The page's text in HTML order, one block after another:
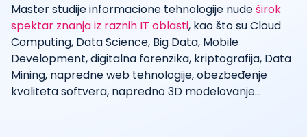
Master studije informacione tehnologije nudeširok
spektar znanja iz raznih IT oblasti, kao što su Cloud
Computing, Data Science, Big Data, Mobile
Development, digitalna forenzika, kriptografija, Data
Mining, napredne web tehnologije, obezbeđenje
kvaliteta softvera, napredno 3D modelovanje...